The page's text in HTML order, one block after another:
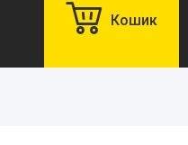
Кошик